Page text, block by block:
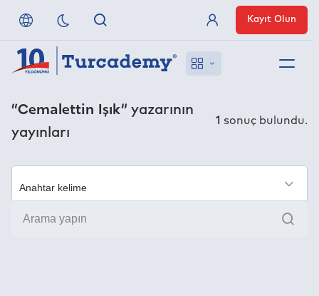
Referanslarımız
Uzaktan Erişim
Nasıl Erişirim
Üye Girişi
Kayıt Olun
“Cemalettin Işık” yazarının
yayınları
1 sonuç bulundu.
Ara